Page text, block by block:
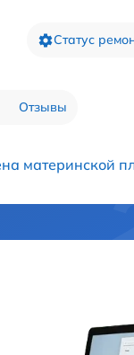
Статус
Отзывы
материнской